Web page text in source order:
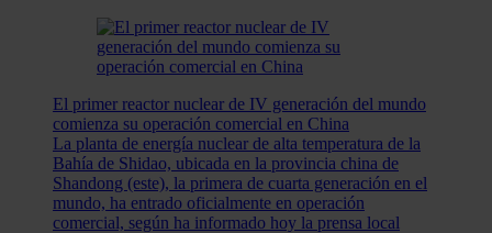
El primer reactor nuclear de IV generación del mundo
comienza su operación comercial en China
La planta de energía nuclear de alta temperatura de la
Bahía de Shidao, ubicada en la provincia china de
Shandong (este), la primera de cuarta generación en el
mundo, ha entrado oficialmente en operación
comercial, según ha informado hoy la prensa local